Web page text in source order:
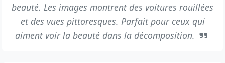
beauté. Les images montrent des voitures rouillées
et des vues pittoresques. Parfait pour ceux qui
aiment voir la beauté dans la décomposition.